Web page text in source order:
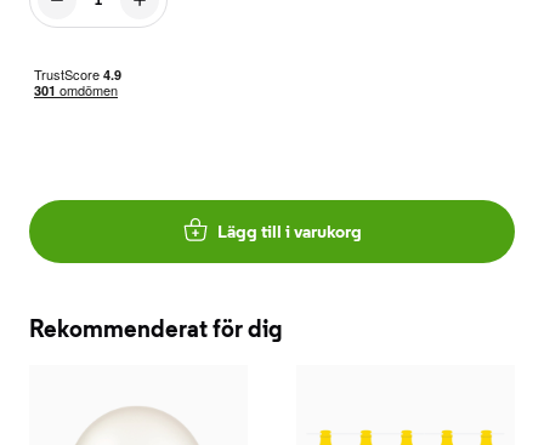
Lägg till i varukorg
Rekommenderat för dig